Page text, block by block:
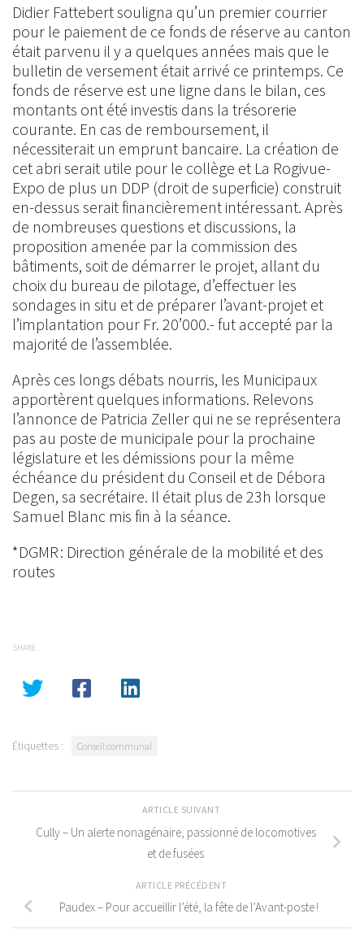
Didier Fattebert souligna qu’un premier courrier
pour le paiement de ce fonds de réserve au canton
était parvenu il y a quelques années mais que le
bulletin de versement était arrivé ce printemps. Ce
fonds de réserve est une ligne dans le bilan, ces
montants ont été investis dans la trésorerie
courante. En cas de remboursement, il
nécessiterait un emprunt bancaire. La création de
cet abri serait utile pour le collège et La Rogivue-
Expo de plus un DDP (droit de superficie) construit
en-dessus serait financièrement intéressant. Après
de nombreuses questions et discussions, la
proposition amenée par la commission des
bâtiments, soit de démarrer le projet, allant du
choix du bureau de pilotage, d’effectuer les
sondages in situ et de préparer l’avant-projet et
l’implantation pour Fr. 20’000.- fut accepté par la
majorité de l’assemblée.
Après ces longs débats nourris, les Municipaux
apportèrent quelques informations. Relevons
l’annonce de Patricia Zeller qui ne se représentera
pas au poste de municipale pour la prochaine
législature et les démissions pour la même
échéance du président du Conseil et de Débora
Degen, sa secrétaire. Il était plus de 23h lorsque
Samuel Blanc mis fin à la séance.
*DGMR : Direction générale de la mobilité et des
routes
SHARE
Étiquettes : Conseil communal
ARTICLE SUIVANT
Cully – Un alerte nonagénaire, passionné de locomotives
et de fusées
ARTICLE PRÉCÉDENT
Paudex – Pour accueillir l’été, la fête de l’Avant-poste !